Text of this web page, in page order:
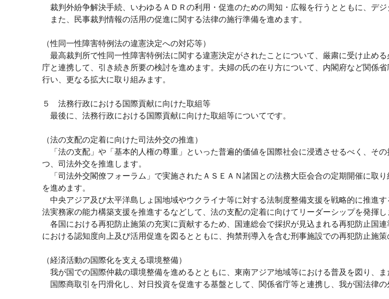
裁判外紛争解決手続、いわゆるＡＤＲの利用・促進のための周知・広報を行うとともに、デジ
また、民事裁判情報の活用の促進に関する法律の施行準備を進めます。
（性同一性障害特例法の違憲決定への対応等）
最高裁判所で性同一性障害特例法に関する違憲決定がされたことについて、厳粛に受け止め
庁と連携して、引き続き所要の検討を進めます。夫婦の氏の在り方について、内閣府など関係
行い、更なる拡大に取り組みます。
５ 法務行政における国際貢献に向けた取組等
最後に、法務行政における国際貢献に向けた取組等についてです。
（法の支配の定着に向けた司法外交の推進）
「法の支配」や「基本的人権の尊重」といった普遍的価値を国際社会に浸透させるべく、そ
つ、司法外交を推進します。
「司法外交閣僚フォーラム」で実施されたＡＳＥＡＮ諸国との法務大臣会合の定期開催に取
を進めます。
中央アジア及び太平洋島しょ国地域やウクライナ等に対する法制度整備支援を戦略的に推進
法実務家の能力構築支援を推進するなどして、法の支配の定着に向けてリーダーシップを発揮し
各国における再犯防止施策の充実に貢献するため、国連総会で採択が見込まれる再犯防止国
における認知度向上及び活用促進を図るとともに、拘禁刑導入を含む刑事施設での再犯防止施策
（経済活動の国際化を支える環境整備）
我が国での国際仲裁の環境整備を進めるとともに、東南アジア地域等における普及を図り、
国際商取引を円滑化し、対日投資を促進する基盤として、関係省庁等と連携し、我が国法律の